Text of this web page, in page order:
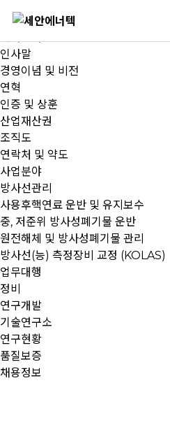
Ko
인사말
경영이념 및 비전
연혁
인증 및 상훈
산업재산권
조직도
연락처 및 약도
사업분야
방사선관리
사용후핵연료 운반 및 유지보수
중, 저준위 방사성폐기물 운반
원전해체 및 방사성폐기물 관리
방사선(능) 측정장비 교정 (KOLAS)
업무대행
정비
연구개발
기술연구소
연구현황
품질보증
채용정보